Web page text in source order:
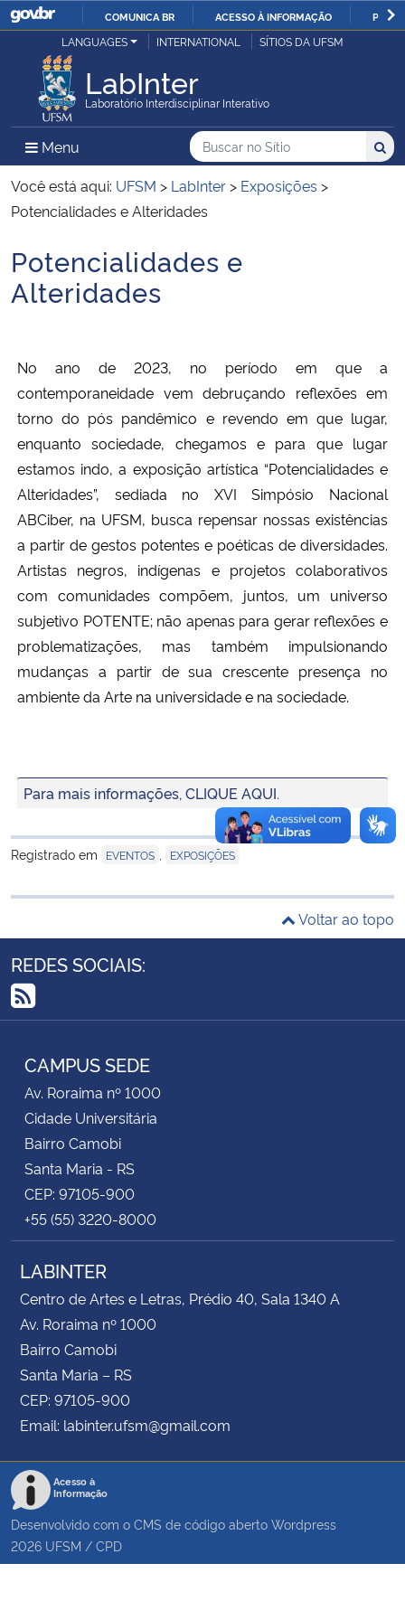
IR
COMUNICA BR ACESSO À INFORMAÇÃO
Ministério da Justiça e Segurança Pública
Ministério da Defesa
Ministério das Relações Exteriores
Ministério da Infraestrutura
Ministério da Educação
Ministério da Cidadania
Ministério da Saúde
Ministério de Minas e Energia
Ministério da Ciência, Tecnologia, Inovações e Comunicações
Ministério do Turismo
Ministério do Desenvolvimento Regional
Ministério da Mulher, da Família e dos Direitos Humanos
Secretaria-Geral
Secretaria de Governo
Advocacia-Geral da União
Planalto
LANGUAGES INTERNATIONAL SÍTIOS DA UFSM
LabInter
Laboratório Interdisciplinar Interativo
Menu Menu Principal do Sítio
Busca
Buscar no no Sítio
Busca:
Você está aqui: UFSM > LabInter > Exposições >
Potencialidades e Alteridades
Início do conteúdo
Potencialidades e
Alteridades
No ano de 2023, no período em que a
contemporaneidade vem debruçando reflexões em
torno do pós pandêmico e revendo em que lugar,
enquanto sociedade, chegamos e para que lugar
estamos indo, a exposição artística “Potencialidades e
Alteridades”, sediada no XVI Simpósio Nacional
ABCiber, na UFSM, busca repensar nossas existências
a partir de gestos potentes e poéticas de diversidades.
Artistas negros, indígenas e projetos colaborativos
com comunidades compõem, juntos, um universo
subjetivo POTENTE; não apenas para gerar reflexões e
problematizações, mas também impulsionando
mudanças a partir de sua crescente presença no
ambiente da Arte na universidade e na sociedade.
Para mais informações, CLIQUE AQUI.
Registrado em EVENTOS EXPOSIÇÕES
Voltar ao topo
REDES SOCIAIS:
RSS
CAMPUS SEDE
Av. Roraima nº 1000
Cidade Universitária
Bairro Camobi
Santa Maria - RS
CEP: 97105-900
+55 (55) 3220-8000
LABINTER
Centro de Artes e Letras, Prédio 40, Sala 1340 A
Av. Roraima nº 1000
Bairro Camobi
Santa Maria – RS
CEP: 97105-900
Email: labinter.ufsm@gmail.com
Acesso à
Informação
Desenvolvido com o CMS de código aberto Wordpress
2026 UFSM / CPD